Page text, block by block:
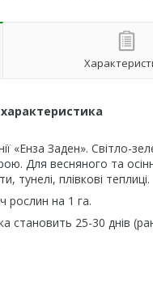
«Енза Заден». Світло-
Для весняного та
тунелі, плівкові теплиці.
рослин на 1 га.
становить 25-30 днів